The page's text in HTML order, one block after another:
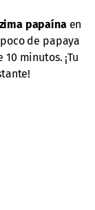
papaínaen
de papaya
minutos. ¡Tu